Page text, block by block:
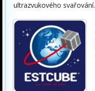
ultrazvukového svařování.